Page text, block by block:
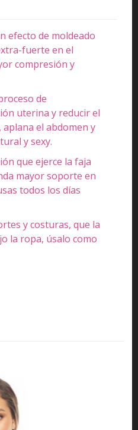
efecto de moldeado
fuerte en el
compresión y
de
uterina y reducir el
el abdomen y
y sexy.
que ejerce la faja
mayor soporte en
todos los días
y costuras, que la
la ropa, úsalo como